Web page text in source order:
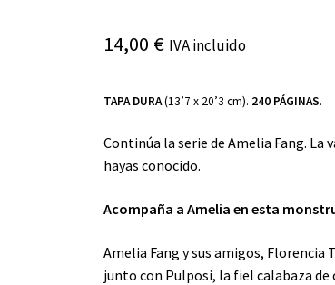
14,00 € IVA incluido
TAPA DURA(13’7 x 20’3 cm). 240 PÁGINAS.
Continúa la serie de Amelia Fang. La
hayas conocido.
Acompaña a Amelia en esta
Amelia Fang y sus amigos, Florencia
junto con Pulposi, la fiel calabaza